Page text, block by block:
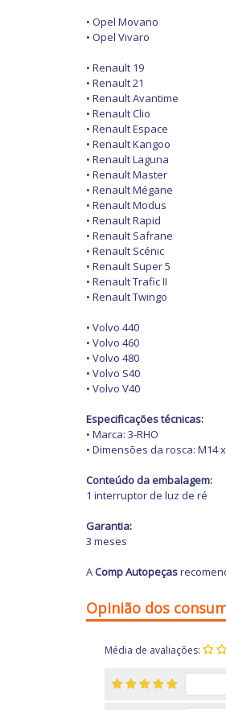
• Opel Movano
• Opel Vivaro
• Renault 19
• Renault 21
• Renault Avantime
• Renault Clio
• Renault Espace
• Renault Kangoo
• Renault Laguna
• Renault Master
• Renault Mégane
• Renault Modus
• Renault Rapid
• Renault Safrane
• Renault Scénic
• Renault Super 5
• Renault Trafic II
• Renault Twingo
• Volvo 440
• Volvo 460
• Volvo 480
• Volvo S40
• Volvo V40
Especificações técnicas:
• Marca: 3-RHO
• Dimensões da rosca: M14
Conteúdo da embalagem:
1 interruptor de luz de ré
Garantia:
3 meses
AComp Autopeças
Opinião dos
Média de avaliações: